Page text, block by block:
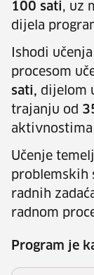
100 sati, uz
dijela
Ishodi
procesom
sati, dijelom
trajanju od
Učenje
problemskih
radnih
radnom
Program je